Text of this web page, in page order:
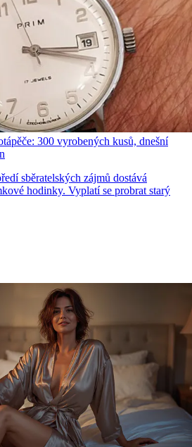
300 vyrobených kusů, dnešní
sběratelských zájmů dostává
hodinky. Vyplatí se probrat starý